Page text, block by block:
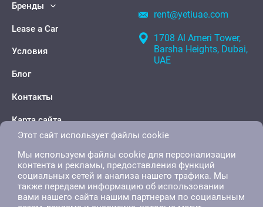
Бренды
Lease a Car
Условия
Блог
Контакты
Карта сайта
rent@yetiuae.com
1708 Al Ameri Tower,
Barsha Heights, Dubai,
UAE
Этот сайт использует файлы cookie
Мы используем файлы cookie для персонализации
контента и рекламы, предоставления функций
социальных сетей и анализа нашего трафика. Мы
также передаем информацию об использовании
вами нашего сайта нашим партнерам по социальным